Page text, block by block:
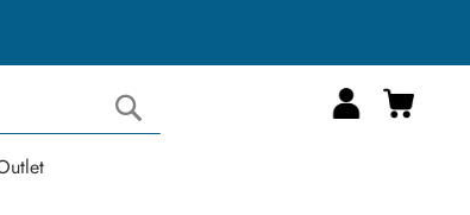
Cerca
Carrello